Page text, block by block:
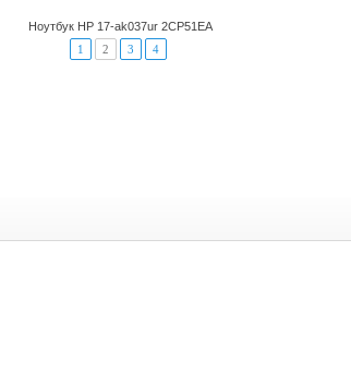
Ноутбук HP 17-ak037ur 2CP51EA
1
2 3 4